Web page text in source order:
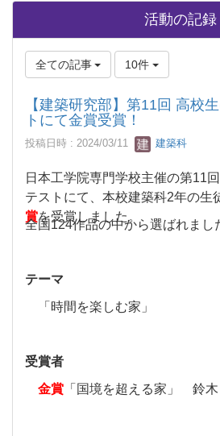
活動の記録
全ての記事 10件
【建築研究部】第11回 高校
トにて金賞受賞！
投稿日時 : 2024/03/11 建築科
日本工学院専門学校主催の第11
テストにて、本校建築科2年の生
賞を受賞しました。
全国124作品の中から選ばれまし
テーマ
「時間を楽しむ家」
受賞者
金賞 「国境を超える家」 鈴木